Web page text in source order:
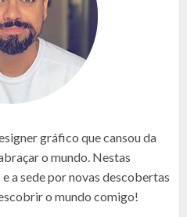
gráfico que cansou da
o mundo. Nestas
a sede por novas descobertas
o mundo comigo!